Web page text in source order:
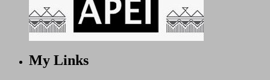
My Links